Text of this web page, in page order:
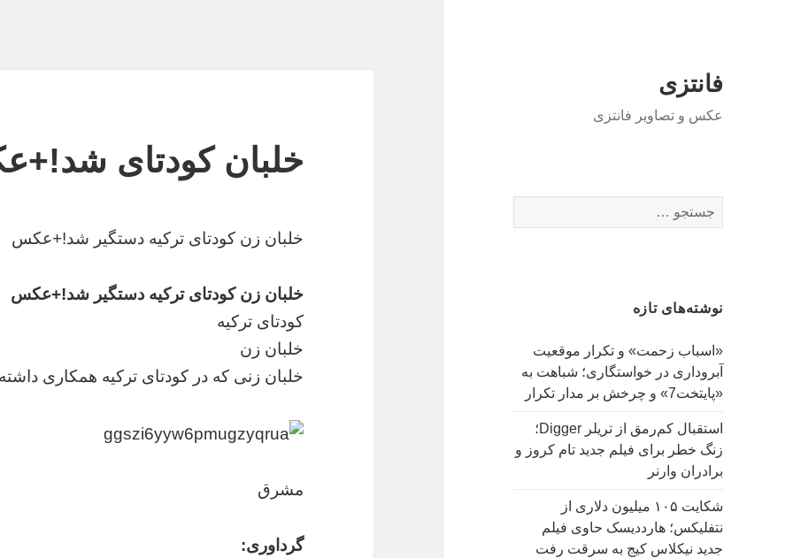
فانتزی
عکس و تصاویر فانتزی
س
ب
ا
ی
:
نوشته‌های تازه
«اسباب زحمت» و تکرار موقعیت
آبروداری در خواستگاری؛ شباهت به
«پایتخت7» و چرخش بر مدار تکرار
استقبال کم‌رمق از تریلر Digger؛
زنگ خطر برای فیلم جدید تام کروز و
برادران وارنر
شکایت ۱۰۵ میلیون دلاری از
نتفلیکس؛ هارددیسک حاوی فیلم
جدید نیکلاس کیج به سرقت رفت
خلبان کودتای
خلبان زن کودتای ترکیه دستگیر شد!+عکس
خلبان زن کودتای ترکیه دستگیر شد!+عکس
کودتای ترکیه
خلبان زن
خلبان زنی که در کودتای ترکیه همکاری
مشرق
گرداوری: